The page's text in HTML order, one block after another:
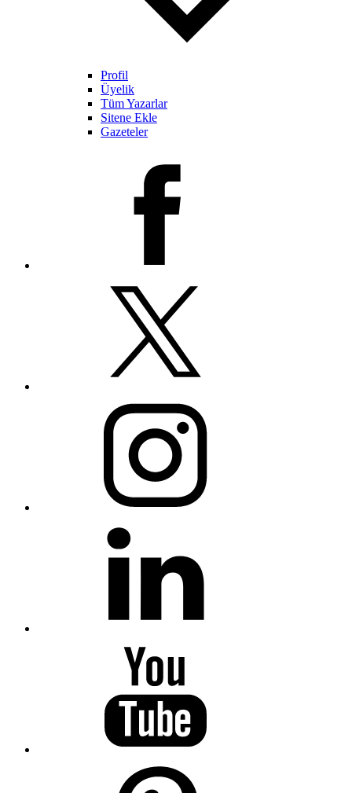
Profil
Üyelik
Tüm Yazarlar
Sitene Ekle
Gazeteler